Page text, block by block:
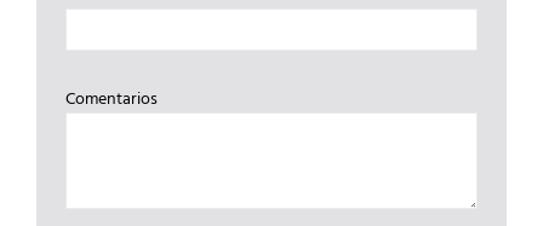
Comentarios